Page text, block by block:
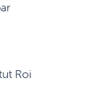
Roi